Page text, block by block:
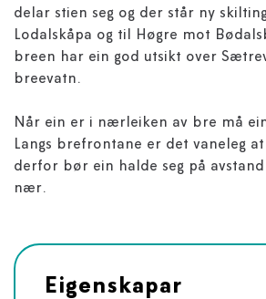
delar stien seg og der står ny
Lodalskåpa og til Høgre mot
breen har ein god utsikt over
breevatn.
Når ein er i nærleiken av bre må
Langs brefrontane er det vaneleg
derfor bør ein halde seg på
nær.
Eigenskapar